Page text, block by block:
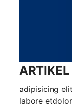
adipisicing
labore